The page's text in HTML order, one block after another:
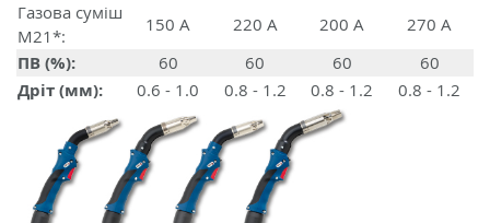
Газова суміш
M21*:
150 A 220 A 200 A 270 A
ПВ (%): 60 60 60 60
Дріт (мм): 0.6 - 1.0 0.8 - 1.2 0.8 - 1.2 0.8 - 1.2